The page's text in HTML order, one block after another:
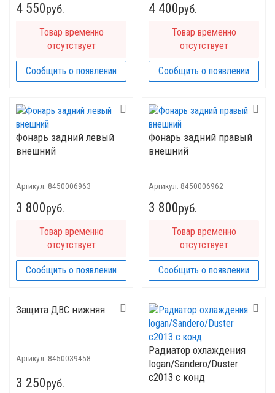
4 550руб.
Товар временно
отсутствует
Сообщить о появлении
4 400руб.
Товар временно
отсутствует
Сообщить о появлении
Фонарь задний левый
внешний
Артикул: 8450006963
3 800руб.
Товар временно
отсутствует
Сообщить о появлении
Фонарь задний правый
внешний
Артикул: 8450006962
3 800руб.
Товар временно
отсутствует
Сообщить о появлении
Защита ДВС нижняя
Артикул: 8450039458
3 250руб.
Радиатор охлаждения
logan/Sandero/Duster
c2013 с конд